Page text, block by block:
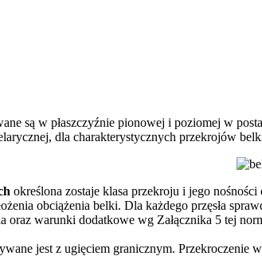
są w płaszczyźnie pionowej i poziomej w
dla charakterystycznych przekrojów
określona zostaje klasa przekroju i jego
obciążenia belki. Dla każdego przęsła
oraz warunki dodatkowe wg Załącznika 5 tej
jest z ugięciem granicznym.